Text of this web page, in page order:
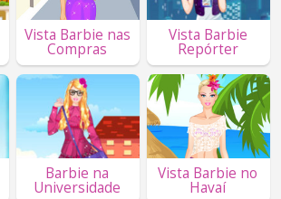
Vista Barbie nas
Compras
Vista Barbie
Repórter
Barbie na
Universidade
Vista Barbie no
Havaí